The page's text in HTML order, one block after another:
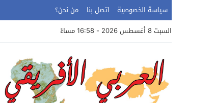
سياسة الخصوصية اتصل بنا
من نحن؟
السبت 8 أغسطس 2026 - 16:58 مساءً